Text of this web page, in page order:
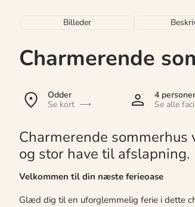
Billeder
Charmerende
Odder
Se kort
4 personer
Se alle
Charmerende
og stor have til afslapning.
Velkommen til din næste ferieoase
Glæd dig til en uforglemmelig ferie i dette